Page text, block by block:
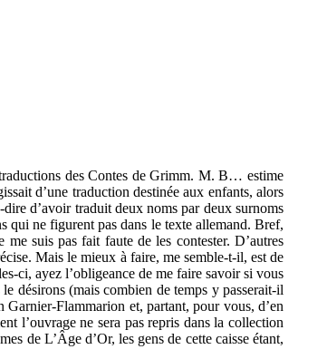
des Contes de Grimm. M. B… estime
d’une traduction destinée aux enfants, alors
dire d’avoir traduit deux noms par deux surnoms
qui ne figurent pas dans le texte allemand. Bref,
suis pas fait faute de les contester. D’autres
Mais le mieux à faire, me semble-t-il, est de
ci, ayez l’obligeance de me faire savoir si vous
désirons (mais combien de temps y passerait-il
Flammarion et, partant, pour vous, d’en
l’ouvrage ne sera pas repris dans la collection
de L’Âge d’Or, les gens de cette caisse étant,